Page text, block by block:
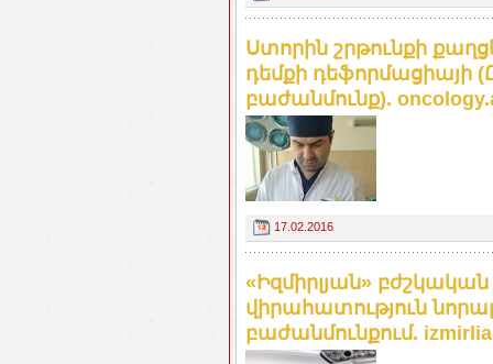
Ստորին շրթունքի
դեմքի դեֆորմացիայի
բաժանմունք).
17.02.2016
«Իզմիրլյան»
վիրահատություն
բաժանմունքում.